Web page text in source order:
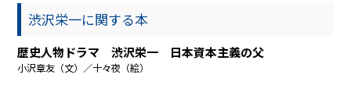
渋沢栄一に関する本
歴史人物ドラマ 渋沢栄一 日本資本主義の父
小沢章友（文）／十々夜（絵）